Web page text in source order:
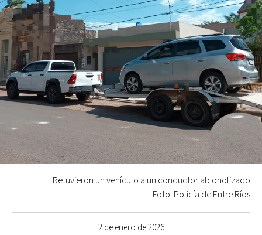
2 de enero de 2026
Retuvieron un vehículo a un conductor alcoholizado
Foto: Policía de Entre Ríos